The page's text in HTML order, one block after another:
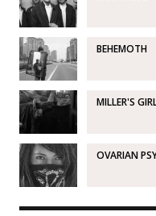
BEHEMOTH
MILLER'S
OVARIAN